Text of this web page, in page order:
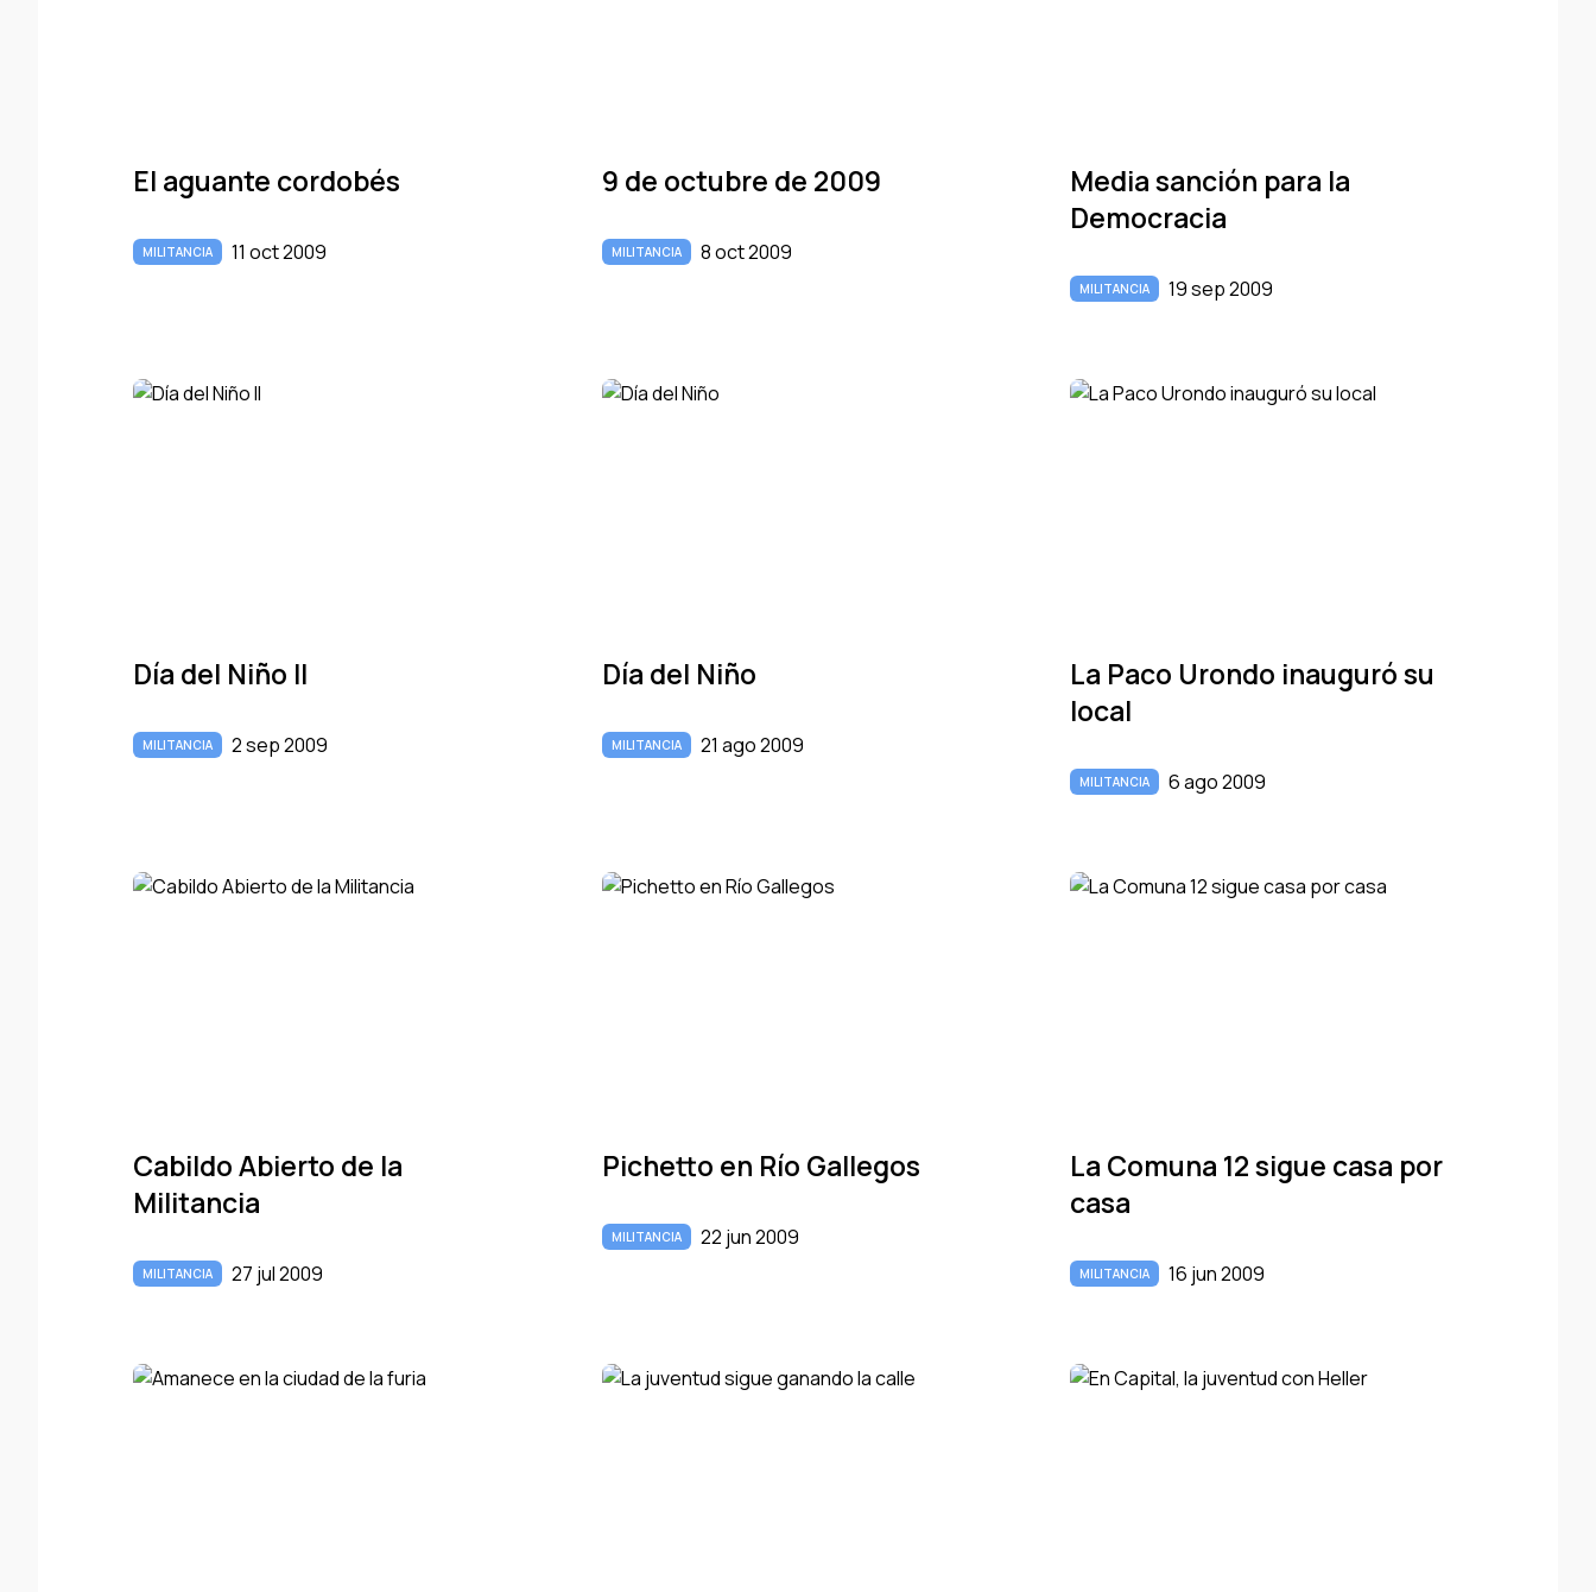
El aguante cordobés
MILITANCIA 11 oct 2009
9 de octubre de 2009
MILITANCIA 8 oct 2009
Media sanción para la
Democracia
MILITANCIA 19 sep 2009
Dí­a del Niño II
MILITANCIA 2 sep 2009
Dí­a del Niño
MILITANCIA 21 ago 2009
La Paco Urondo inauguró su
local
MILITANCIA 6 ago 2009
Cabildo Abierto de la
Militancia
MILITANCIA 27 jul 2009
Pichetto en Rí­o Gallegos
MILITANCIA 22 jun 2009
La Comuna 12 sigue casa por
casa
MILITANCIA 16 jun 2009